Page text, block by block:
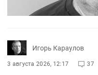
Игорь Караулов
3 августа 2026, 12:17 37